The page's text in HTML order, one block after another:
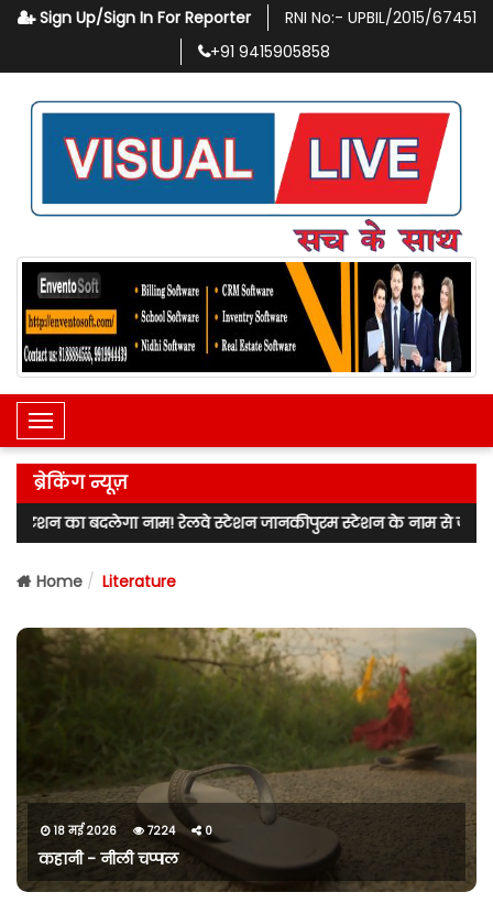
Sign Up/Sign In For Reporter RNI No:- UPBIL/2015/67451
+91 9415905858
Toggle Navigation
ब्रेकिंग न्यूज़
नाम! रेलवे स्टेशन जानकीपुरम स्टेशन के नाम से जाना जाएगा!
Home Literature
18 मई 2026 7224 0
कहानी - नीली चप्पल